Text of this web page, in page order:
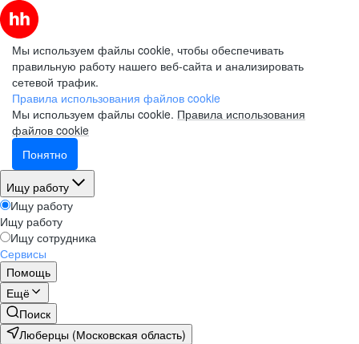
Мы используем файлы cookie, чтобы обеспечивать
правильную работу нашего веб-сайта и анализировать
сетевой трафик.
Правила использования файлов cookie
Мы используем файлы cookie. Правила использования
файлов cookie
Понятно
Ищу работу
Ищу работу
Ищу работу
Ищу сотрудника
Сервисы
Помощь
Ещё
Поиск
Люберцы (Московская область)